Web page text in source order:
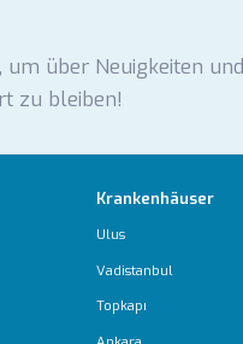
über Neuigkeiten
zu bleiben!
Krankenhäuser
Ulus
Vadistanbul
Topkapı